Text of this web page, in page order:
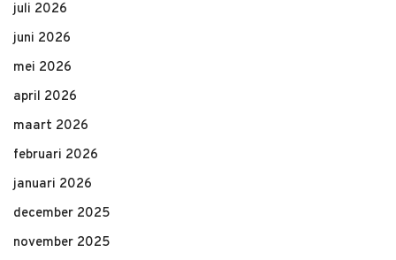
juli 2026
juni 2026
mei 2026
april 2026
maart 2026
februari 2026
januari 2026
december 2025
november 2025